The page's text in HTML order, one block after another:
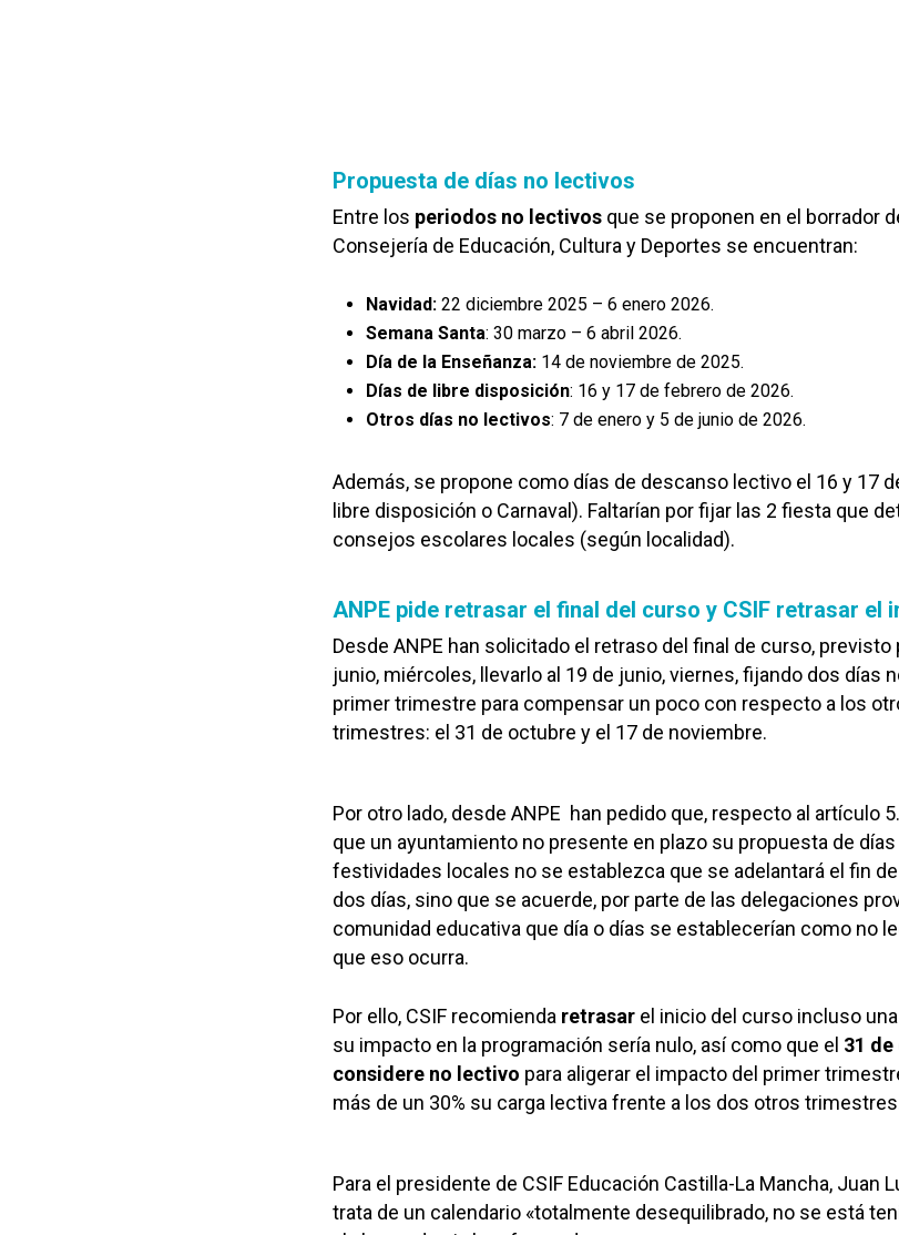
Propuesta de días no lectivos
Entre los periodos no lectivos que se proponen en el borrador
Consejería de Educación, Cultura y Deportes se encuentran:
Navidad: 22 diciembre 2025 – 6 enero 2026.
Semana Santa: 30 marzo – 6 abril 2026.
Día de la Enseñanza: 14 de noviembre de 2025.
Días de libre disposición: 16 y 17 de febrero de 2026.
Otros días no lectivos: 7 de enero y 5 de junio de 2026.
Además, se propone como días de descanso lectivo el 16 y 17
libre disposición o Carnaval). Faltarían por fijar las 2 fiesta que
consejos escolares locales (según localidad).
ANPE pide retrasar el final del curso y CSIF retrasar el
Desde ANPE han solicitado el retraso del final de curso, previsto
junio, miércoles, llevarlo al 19 de junio, viernes, fijando dos días
primer trimestre para compensar un poco con respecto a los
trimestres: el 31 de octubre y el 17 de noviembre.
Por otro lado, desde ANPE han pedido que, respecto al artículo
que un ayuntamiento no presente en plazo su propuesta de
festividades locales no se establezca que se adelantará el fin
dos días, sino que se acuerde, por parte de las delegaciones
comunidad educativa que día o días se establecerían como no
que eso ocurra.
Por ello, CSIF recomienda retrasar el inicio del curso incluso
su impacto en la programación sería nulo, así como que el 31
considere no lectivo para aligerar el impacto del primer
más de un 30% su carga lectiva frente a los dos otros
Para el presidente de CSIF Educación Castilla-La Mancha, Juan
trata de un calendario «totalmente desequilibrado, no se está